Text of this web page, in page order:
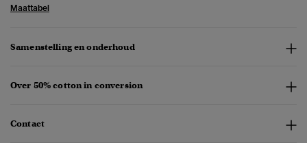
Maattabel
Samenstelling en onderhoud
Over 50% cotton in conversion
Contact